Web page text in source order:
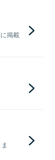
掲載